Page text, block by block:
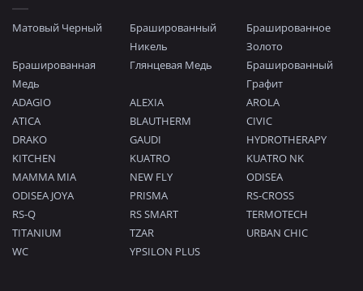
Матовый Черный
Брашированный
Никель
Брашированное
Золото
Брашированная
Медь
Глянцевая Медь
Брашированный
Графит
ADAGIO
ALEXIA
AROLA
ATICA
BLAUTHERM
CIVIC
DRAKO
GAUDI
HYDROTHERAPY
KITCHEN
KUATRO
KUATRO NK
MAMMA MIA
NEW FLY
ODISEA
ODISEA JOYA
PRISMA
RS-CROSS
RS-Q
RS SMART
TERMOTECH
TITANIUM
TZAR
URBAN CHIC
WC
YPSILON PLUS